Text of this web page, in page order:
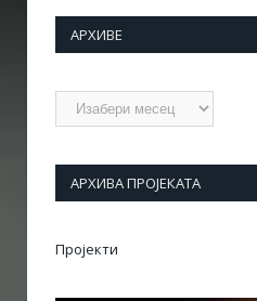
АРХИВЕ
Архиве
АРХИВА ПРОЈЕКАТА
Пројекти